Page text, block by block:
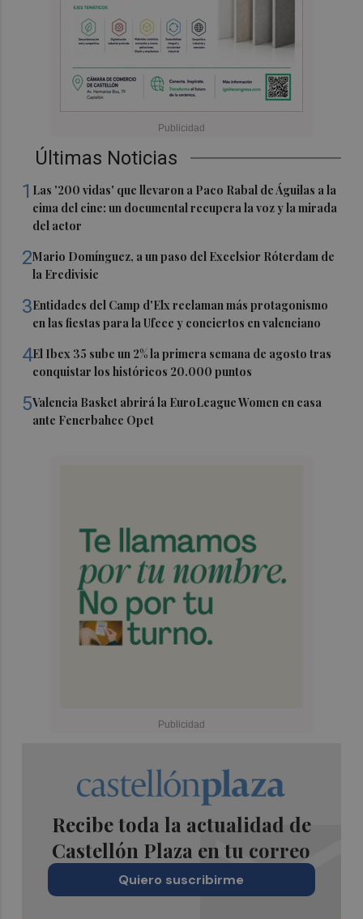
Últimas Noticias
1 Las '200 vidas' que llevaron a Paco Rabal de Águilas a la
cima del cine: un documental recupera la voz y la mirada
del actor
2Mario Domínguez, a un paso del Excelsior Róterdam de
la Eredivisie
3Entidades del Camp d'Elx reclaman más protagonismo
en las fiestas para la Ufece y conciertos en valenciano
4El Ibex 35 sube un 2% la primera semana de agosto tras
conquistar los históricos 20.000 puntos
5Valencia Basket abrirá la EuroLeague Women en casa
ante Fenerbahce Opet
Recibe toda la actualidad de
Castellón Plaza en tu correo
Quiero suscribirme